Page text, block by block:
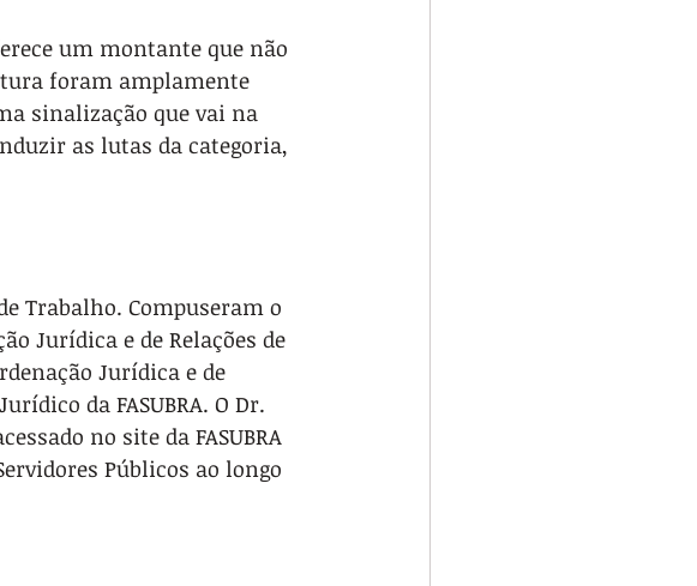
um montante que não
foram amplamente
sinalização que vai na
as lutas da categoria,
Trabalho. Compuseram o
Jurídica e de Relações de
Jurídica e de
da FASUBRA. O Dr.
no site da FASUBRA
Públicos ao longo